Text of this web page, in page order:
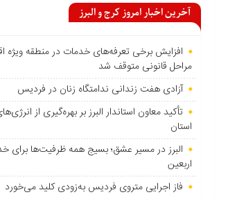
آخرین اخبار امروز کرج و البرز
افزایش برخی تعرفه‌های خدمات در منطقه ویژه
مراحل قانونی متوقف شد
آزادی هفت زندانی ندامتگاه زنان در فردیس
تأکید معاون استاندار البرز بر بهره‌گیری از
استان
البرز در مسیر عشق؛ بسیج همه ظرفیت‌ها برای
اربعین
فاز اجرایی متروی فردیس به‌زودی کلید می‌خورد